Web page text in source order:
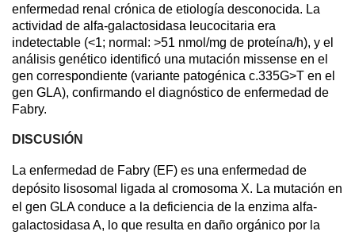
enfermedad renal crónica de etiología desconocida. La
actividad de alfa-galactosidasa leucocitaria era
indetectable (<1; normal: >51 nmol/mg de proteína/h), y el
análisis genético identificó una mutación missense en el
gen correspondiente (variante patogénica c.335G>T en el
gen GLA), confirmando el diagnóstico de enfermedad de
Fabry.
DISCUSIÓN
La enfermedad de Fabry (EF) es una enfermedad de
depósito lisosomal ligada al cromosoma X. La mutación en
el gen GLA conduce a la deficiencia de la enzima alfa-
galactosidasa A, lo que resulta en daño orgánico por la